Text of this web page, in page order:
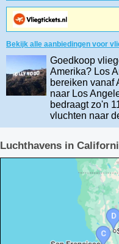
Bekijk alle aanbiedingen voor
Goedkoop
Amerika? Los
bereiken vanaf
naar Los
bedraagt zo'n
vluchten naar
Luchthavens in